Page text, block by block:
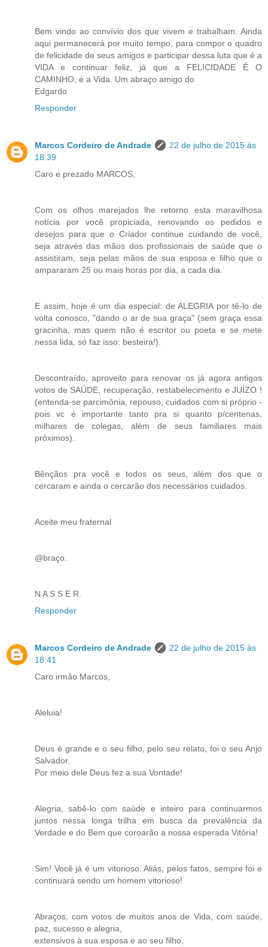
Bem vindo ao convívio dos que vivem e trabalham. Ainda
aqui permanecerá por muito tempo, para compor o quadro
de felicidade de seus amigos e participar dessa luta que é a
VIDA e continuar feliz, já que a FELICIDADE É O
CAMINHO, é a Vida. Um abraço amigo do
Edgardo
Responder
Marcos Cordeiro de Andrade
22 de julho de 2015 às
18:39
Caro e prezado MARCOS,
Com os olhos marejados lhe retorno esta maravilhosa
notícia por você propiciada, renovando os pedidos e
desejos para que o Criador continue cuidando de você,
seja através das mãos dos profissionais de saúde que o
assistiram, seja pelas mãos de sua esposa e filho que o
ampararam 25 ou mais horas por dia, a cada dia.
E assim, hoje é um dia especial: de ALEGRIA por tê-lo de
volta conosco, "dando o ar de sua graça" (sem graça essa
gracinha, mas quem não é escritor ou poeta e se mete
nessa lida, só faz isso: besteira!).
Descontraído, aproveito para renovar os já agora antigos
votos de SAÚDE, recuperação, restabelecimento e JUÍZO !
(entenda-se parcimônia, repouso, cuidados com si próprio -
pois vc é importante tanto pra si quanto p/centenas,
milhares de colegas, além de seus familiares mais
próximos).
Bênçãos pra você e todos os seus, além dos que o
cercaram e ainda o cercarão dos necessários cuidados.
Aceite meu fraternal
@braço.
N A S S E R.
Responder
Marcos Cordeiro de Andrade
22 de julho de 2015 às
18:41
Caro irmão Marcos,
Aleluia!
Deus é grande e o seu filho, pelo seu relato, foi o seu Anjo
Salvador.
Por meio dele Deus fez a sua Vontade!
Alegria, sabê-lo com saúde e inteiro para continuarmos
juntos nessa longa trilha em busca da prevalência da
Verdade e do Bem que coroarão a nossa esperada Vitória!
Sim! Você já é um vitorioso. Aliás, pelos fatos, sempre foi e
continuará sendo um homem vitorioso!
Abraços, com votos de muitos anos de Vida, com saúde,
paz, sucesso e alegria,
extensivos à sua esposa e ao seu filho,